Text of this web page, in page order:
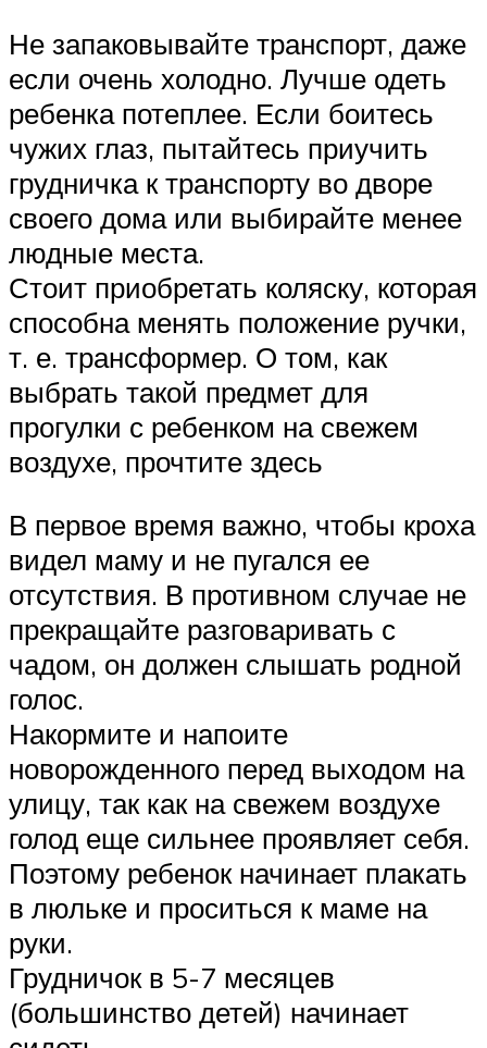
Не запаковывайте транспорт, даже
если очень холодно. Лучше одеть
ребенка потеплее. Если боитесь
чужих глаз, пытайтесь приучить
грудничка к транспорту во дворе
своего дома или выбирайте менее
людные места.
Стоит приобретать коляску, которая
способна менять положение ручки,
т. е. трансформер. О том, как
выбрать такой предмет для
прогулки с ребенком на свежем
воздухе, прочтите здесь
В первое время важно, чтобы кроха
видел маму и не пугался ее
отсутствия. В противном случае не
прекращайте разговаривать с
чадом, он должен слышать родной
голос.
Накормите и напоите
новорожденного перед выходом на
улицу, так как на свежем воздухе
голод еще сильнее проявляет себя.
Поэтому ребенок начинает плакать
в люльке и проситься к маме на
руки.
Грудничок в 5-7 месяцев
(большинство детей) начинает